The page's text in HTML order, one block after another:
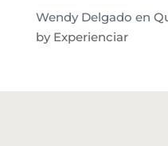
Wendy Delgado en
by Experienciar